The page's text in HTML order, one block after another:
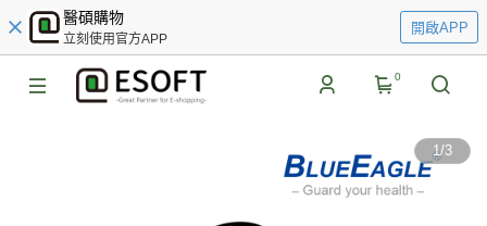
醫碩購物
立刻使用官方APP
開啟APP
0
1/3